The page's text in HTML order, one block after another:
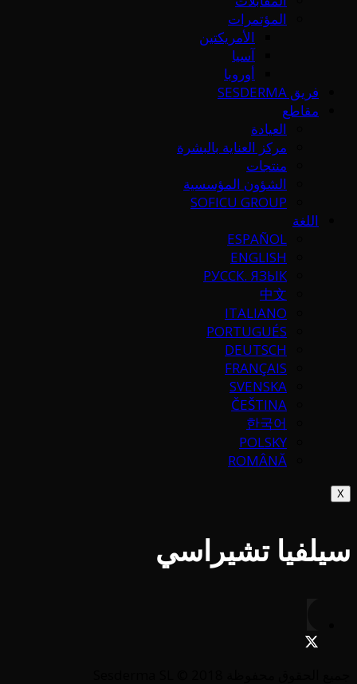
المؤتمرات
الأمريكتين
آسيا
أوروبا
فريق SESDERMA
مقاطع
العيادة
مركز العناية بالبشرة
منتجات
الشؤون المؤسسية
SOFICU GROUP
اللغة
ESPAÑOL
ENGLISH
РУССК. ЯЗЫК
中文
ITALIANO
PORTUGUÉS
DEUTSCH
FRANÇAIS
SVENSKA
ČEŠTINA
한국어
POLSKY
ROMÂNĂ
X
سيلفيا تشيراسي